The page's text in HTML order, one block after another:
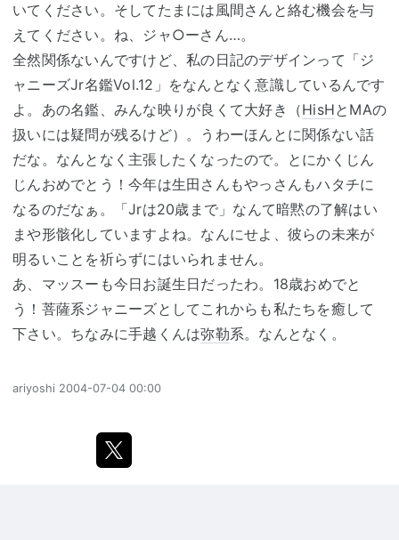
いてください。そしてたまには風間さんと絡む機会を与
えてください。ね、ジャ○ーさん…。
全然関係ないんですけど、私の日記のデザインって「ジ
ャニーズJr名鑑Vol.12」をなんとなく意識しているんです
よ。あの名鑑、みんな映りが良くて大好き（HisHとMAの
扱いには疑問が残るけど）。うわーほんとに関係ない話
だな。なんとなく主張したくなったので。とにかくじん
じんおめでとう！今年は生田さんもやっさんもハタチに
なるのだなぁ。「Jrは20歳まで」なんて暗黙の了解はい
まや形骸化していますよね。なんにせよ、彼らの未来が
明るいことを祈らずにはいられません。
あ、マッスーも今日お誕生日だったわ。18歳おめでと
う！菩薩系ジャニーズとしてこれからも私たちを癒して
下さい。ちなみに手越くんは弥勒系。なんとなく。
ariyoshi 2004-07-04 00:00